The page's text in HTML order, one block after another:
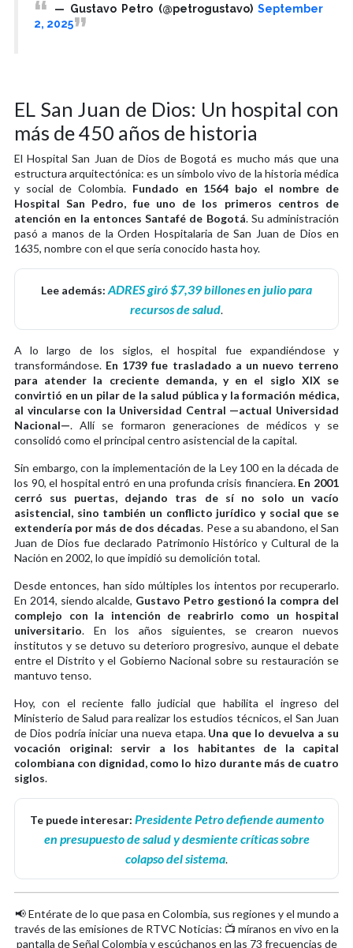
— Gustavo Petro (@petrogustavo) September
2, 2025
EL San Juan de Dios: Un hospital con
más de 450 años de historia
El Hospital San Juan de Dios de Bogotá es mucho más que una
estructura arquitectónica: es un símbolo vivo de la historia médica
y social de Colombia. Fundado en 1564 bajo el nombre de
Hospital San Pedro, fue uno de los primeros centros de
atención en la entonces Santafé de Bogotá. Su administración
pasó a manos de la Orden Hospitalaria de San Juan de Dios en
1635, nombre con el que sería conocido hasta hoy.
Lee además: ADRES giró $7,39 billones en julio para
recursos de salud.
A lo largo de los siglos, el hospital fue expandiéndose y
transformándose. En 1739 fue trasladado a un nuevo terreno
para atender la creciente demanda, y en el siglo XIX se
convirtió en un pilar de la salud pública y la formación médica,
al vincularse con la Universidad Central —actual Universidad
Nacional—. Allí se formaron generaciones de médicos y se
consolidó como el principal centro asistencial de la capital.
Sin embargo, con la implementación de la Ley 100 en la década de
los 90, el hospital entró en una profunda crisis financiera.En 2001
cerró sus puertas, dejando tras de sí no solo un vacío
asistencial, sino también un conflicto jurídico y social que se
extendería por más de dos décadas. Pese a su abandono, el San
Juan de Dios fue declarado Patrimonio Histórico y Cultural de la
Nación en 2002, lo que impidió su demolición total.
Desde entonces, han sido múltiples los intentos por recuperarlo.
En 2014, siendo alcalde, Gustavo Petro gestionó la compra del
complejo con la intención de reabrirlo como un hospital
universitario. En los años siguientes, se crearon nuevos
institutos y se detuvo su deterioro progresivo, aunque el debate
entre el Distrito y el Gobierno Nacional sobre su restauración se
mantuvo tenso.
Hoy, con el reciente fallo judicial que habilita el ingreso del
Ministerio de Salud para realizar los estudios técnicos, el San Juan
de Dios podría iniciar una nueva etapa. Una que lo devuelva a su
vocación original: servir a los habitantes de la capital
colombiana con dignidad, como lo hizo durante más de cuatro
siglos.
Te puede interesar: Presidente Petro defiende aumento
en presupuesto de salud y desmiente críticas sobre
colapso del sistema.
📢 Entérate de lo que pasa en Colombia, sus regiones y el mundo a
través de las emisiones de RTVC Noticias: 📺 míranos en vivo en la
pantalla de Señal Colombia y escúchanos en las 73 frecuencias de